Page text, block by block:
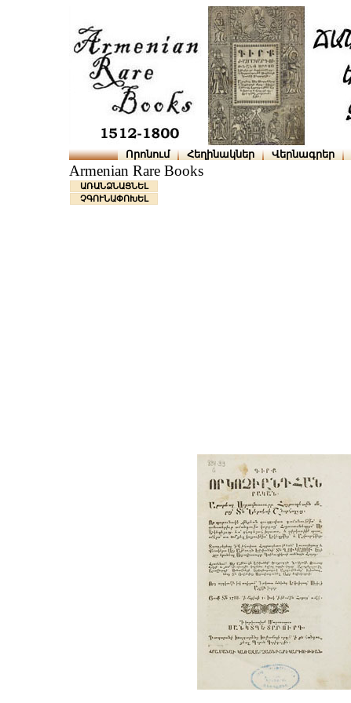
Որոնում Հեղինակներ Վերնագրեր
Armenian Rare Books
ԱՌԱՆՁՆԱՑՆԵԼ
ՉԳՈՒՆԱՓՈԽԵԼ